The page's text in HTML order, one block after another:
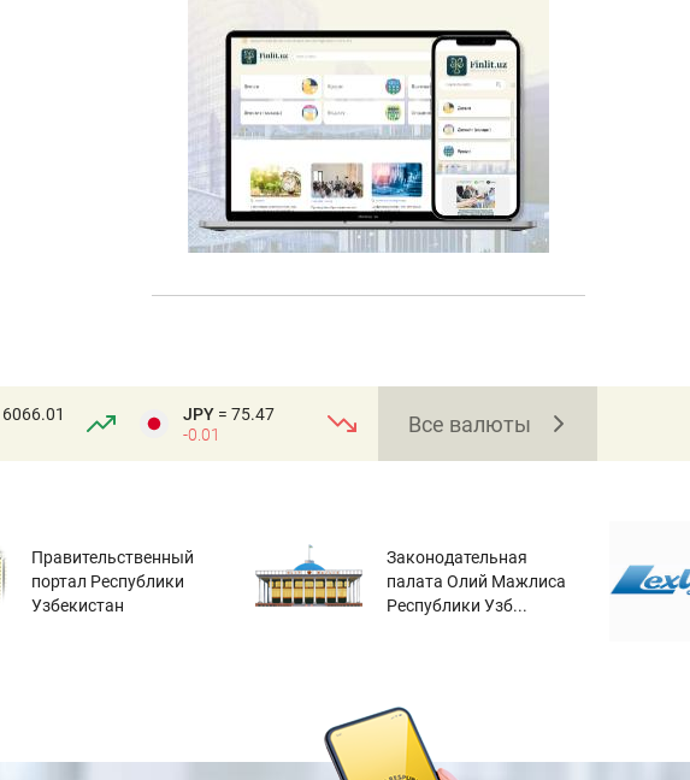
JPY = 75.47
-0.01
Все валюты
Правительственный
портал Республики
Узбекистан
Законодательная
палата Олий Мажлиса
Республики Узб...